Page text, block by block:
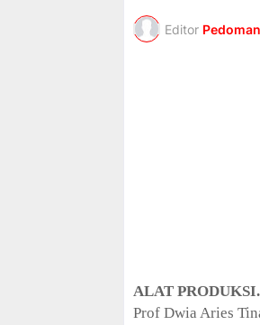
Editor
ALAT PRODUKSI.
Prof Dwia Aries